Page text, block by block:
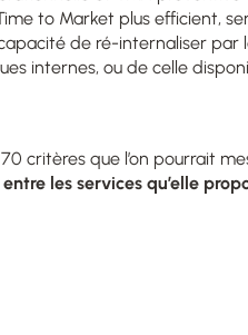
to Market plus efficient,
de ré-internaliser par
internes, ou de celle
critères que l’on pourrait
les services qu’elle